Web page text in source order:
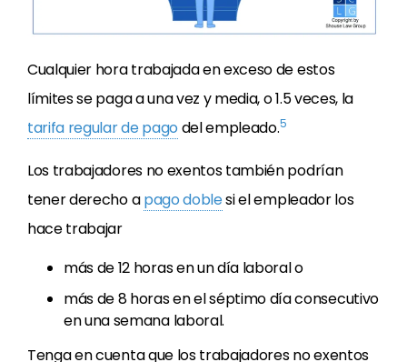
Cualquier hora trabajada en exceso de estos
límites se paga a una vez y media, o 1.5 veces, la
tarifa regular de pago del empleado.5
Los trabajadores no exentos también podrían
tener derecho apago doblesi el empleador los
hace trabajar
más de 12 horas en un día laboral o
más de 8 horas en el séptimo día consecutivo
en una semana laboral.
Tenga en cuenta que los trabajadores no exentos